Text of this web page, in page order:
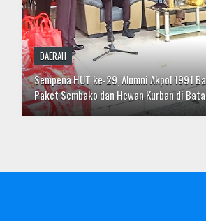
DESTINASI
Menuju Tatanan Kehidupan Baru dengan
Hati Bersih